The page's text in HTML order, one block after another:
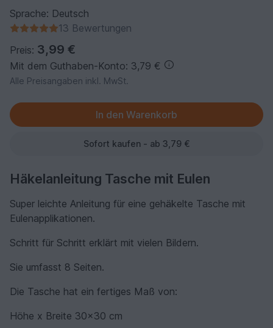
Sprache: Deutsch
13 Bewertungen
Preis: 3,99 €
Mit dem Guthaben-Konto: 3,79 €
Alle Preisangaben inkl. MwSt.
Sofort kaufen - ab 3,79 €
Häkelanleitung Tasche mit Eulen
Super leichte Anleitung für eine gehäkelte Tasche mit
Eulenapplikationen.
Schritt für Schritt erklärt mit vielen Bildern.
Sie umfasst 8 Seiten.
Die Tasche hat ein fertiges Maß von:
Höhe x Breite 30x30 cm